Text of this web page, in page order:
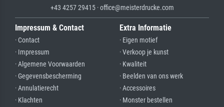
+43 4257 29415 · office@meisterdrucke.com
Impressum & Contact
· Contact
· Impressum
· Algemene Voorwaarden
· Gegevensbescherming
· Annulatierecht
· Klachten
Extra Informatie
· Eigen motief
· Verkoop je kunst
· Kwaliteit
· Beelden van ons werk
· Accessoires
· Monster bestellen